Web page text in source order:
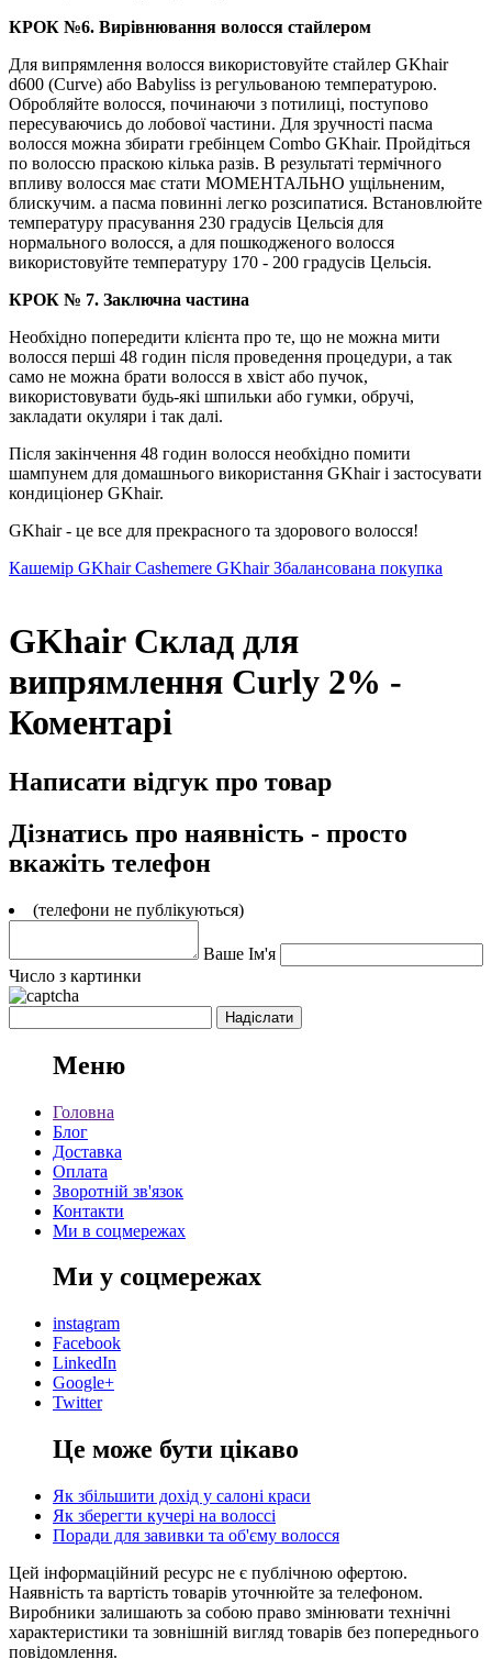
КРОК №6. Вирівнювання волосся стайлером
Для випрямлення волосся використовуйте стайлер GKhair
d600 (Curve) або Babyliss із регульованою температурою.
Обробляйте волосся, починаючи з потилиці, поступово
пересуваючись до лобової частини. Для зручності пасма
волосся можна збирати гребінцем Combo GKhair. Пройдіться
по волоссю праскою кілька разів. В результаті термічного
впливу волосся має стати МОМЕНТАЛЬНО ущільненим,
блискучим. а пасма повинні легко розсипатися. Встановлюйте
температуру прасування 230 градусів Цельсія для
нормального волосся, а для пошкодженого волосся
використовуйте температуру 170 - 200 градусів Цельсія.
КРОК № 7. Заключна частина
Необхідно попередити клієнта про те, що не можна мити
волосся перші 48 годин після проведення процедури, а так
само не можна брати волосся в хвіст або пучок,
використовувати будь-які шпильки або гумки, обручі,
закладати окуляри і так далі.
Після закінчення 48 годин волосся необхідно помити
шампунем для домашнього використання GKhair і застосувати
кондиціонер GKhair.
GKhair - це все для прекрасного та здорового волосся!
Кашемір GKhair Cashemere GKhair Збалансована покупка
GKhair Склад для
випрямлення Curly 2% -
Коментарі
Написати відгук про товар
Дізнатись про наявність - просто
вкажіть телефон
(телефони не публікуються)
Ваше Ім'я
Число з картинки
Меню
Головна
Блог
Доставка
Оплата
Зворотній зв'язок
Контакти
Ми в соцмережах
Ми у соцмережах
instagram
Facebook
LinkedIn
Google+
Twitter
Це може бути цікаво
Як збільшити дохід у салоні краси
Як зберегти кучері на волоссі
Поради для завивки та об'єму волосся
Цей інформаційний ресурс не є публічною офертою.
Наявність та вартість товарів уточнюйте за телефоном.
Виробники залишають за собою право змінювати технічні
характеристики та зовнішній вигляд товарів без попереднього
повідомлення.